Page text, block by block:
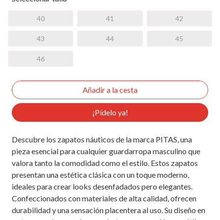
40 41 42
43 44 45
46
¡Pídelo ya!
Descubre los zapatos náuticos de la marca PITAS, una
pieza esencial para cualquier guardarropa masculino que
valora tanto la comodidad como el estilo. Estos zapatos
presentan una estética clásica con un toque moderno,
ideales para crear looks desenfadados pero elegantes.
Confeccionados con materiales de alta calidad, ofrecen
durabilidad y una sensación placentera al uso. Su diseño en